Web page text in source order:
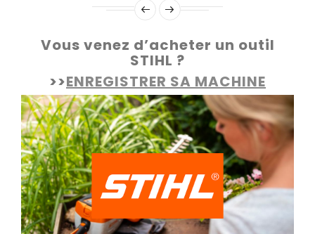
Vous venez d’acheter un outil
STIHL ?
>>ENREGISTRER SA MACHINE